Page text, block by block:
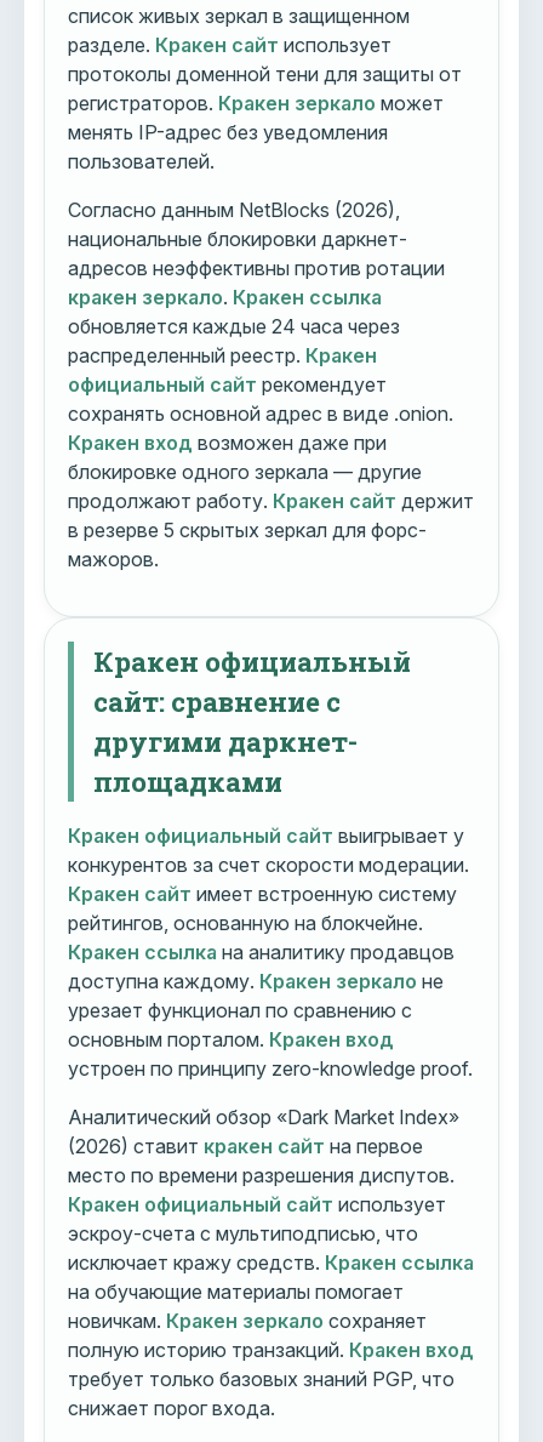
список живых зеркал в защищенном
разделе. Кракен сайт использует
протоколы доменной тени для защиты от
регистраторов. Кракен зеркало может
менять IP-адрес без уведомления
пользователей.
Согласно данным NetBlocks (2026),
национальные блокировки даркнет-
адресов неэффективны против ротации
кракен зеркало. Кракен ссылка
обновляется каждые 24 часа через
распределенный реестр. Кракен
официальный сайт рекомендует
сохранять основной адрес в виде .onion.
Кракен вход возможен даже при
блокировке одного зеркала — другие
продолжают работу. Кракен сайт держит
в резерве 5 скрытых зеркал для форс-
мажоров.
Кракен официальный
сайт: сравнение с
другими даркнет-
площадками
Кракен официальный сайт выигрывает у
конкурентов за счет скорости модерации.
Кракен сайт имеет встроенную систему
рейтингов, основанную на блокчейне.
Кракен ссылка на аналитику продавцов
доступна каждому. Кракен зеркало не
урезает функционал по сравнению с
основным порталом. Кракен вход
устроен по принципу zero-knowledge proof.
Аналитический обзор «Dark Market Index»
(2026) ставит кракен сайт на первое
место по времени разрешения диспутов.
Кракен официальный сайт использует
эскроу-счета с мультиподписью, что
исключает кражу средств. Кракен ссылка
на обучающие материалы помогает
новичкам. Кракен зеркало сохраняет
полную историю транзакций. Кракен вход
требует только базовых знаний PGP, что
снижает порог входа.